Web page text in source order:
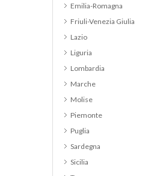
Cabernet Sauvignon
Cerasuolo d Abruzzo DOC
Chianti Classico Riserva
Emilia-Romagna
Friuli-Venezia Giulia
Lazio
Liguria
Lombardia
Marche
Molise
Piemonte
Puglia
Sardegna
Sicilia